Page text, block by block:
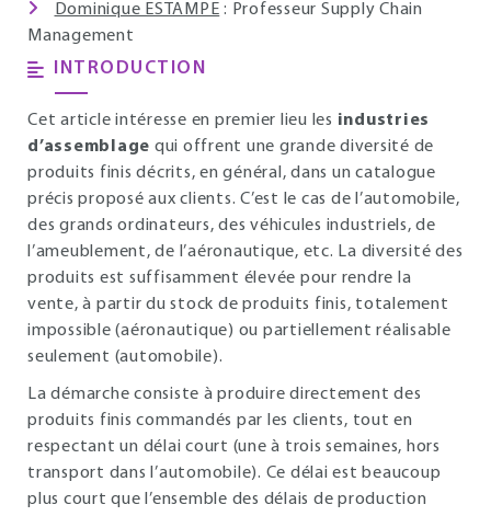
Dominique ESTAMPE : Professeur Supply Chain
Management
INTRODUCTION
Cet article intéresse en premier lieu les industries
d’assemblage qui offrent une grande diversité de
produits finis décrits, en général, dans un catalogue
précis proposé aux clients. C’est le cas de l’automobile,
des grands ordinateurs, des véhicules industriels, de
l’ameublement, de l’aéronautique, etc. La diversité des
produits est suffisamment élevée pour rendre la
vente, à partir du stock de produits finis, totalement
impossible (aéronautique) ou partiellement réalisable
seulement (automobile).
La démarche consiste à produire directement des
produits finis commandés par les clients, tout en
respectant un délai court (une à trois semaines, hors
transport dans l’automobile). Ce délai est beaucoup
plus court que l’ensemble des délais de production